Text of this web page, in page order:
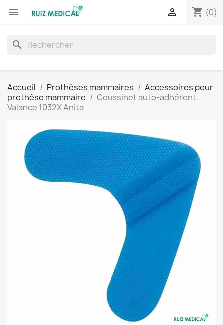
 shopping_cart (0)

search
Accueil Prothèses mammaires
Accessoires pour
prothèse mammaire
Coussinet auto-adhérent
Valance 1032X Anita